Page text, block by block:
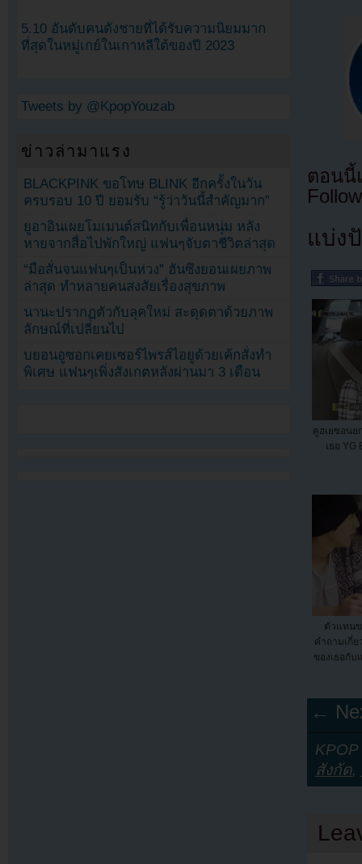
ตอนนี้
แบ่ง
คูฮเยซอนย
เธอ YG
ตัวแทน
คำถามเกี่
ของเธอกั
←
สังกัด,
5.10 อันดับคนดังชายที่ได้รับความนิยมมาก
ที่สุดในหมู่เกย์ในเกาหลีใต้ของปี 2023
Tweets by @KpopYouzab
ข่าวล่ามาแรง
BLACKPINK ขอโทษ BLINK อีกครั้งในวัน
ครบรอบ 10 ปี ยอมรับ “รู้ว่าวันนี้สำคัญมาก”
ยูอาอินเผยโมเมนต์สนิทกับเพื่อนหนุ่ม หลัง
หายจากสื่อไปพักใหญ่ แฟนๆจับตาชีวิตล่าสุด
“มือสั่นจนแฟนๆเป็นห่วง” ฮันซึงยอนเผยภาพ
ล่าสุด ทำหลายคนสงสัยเรื่องสุขภาพ
นานะปรากฏตัวกับลุคใหม่ สะดุดตาด้วยภาพ
ลักษณ์ที่เปลี่ยนไป
บยอนอูซอกเคยเซอร์ไพรส์ไอยูด้วยเค้กสั่งทำ
พิเศษ แฟนๆเพิ่งสังเกตหลังผ่านมา 3 เดือน